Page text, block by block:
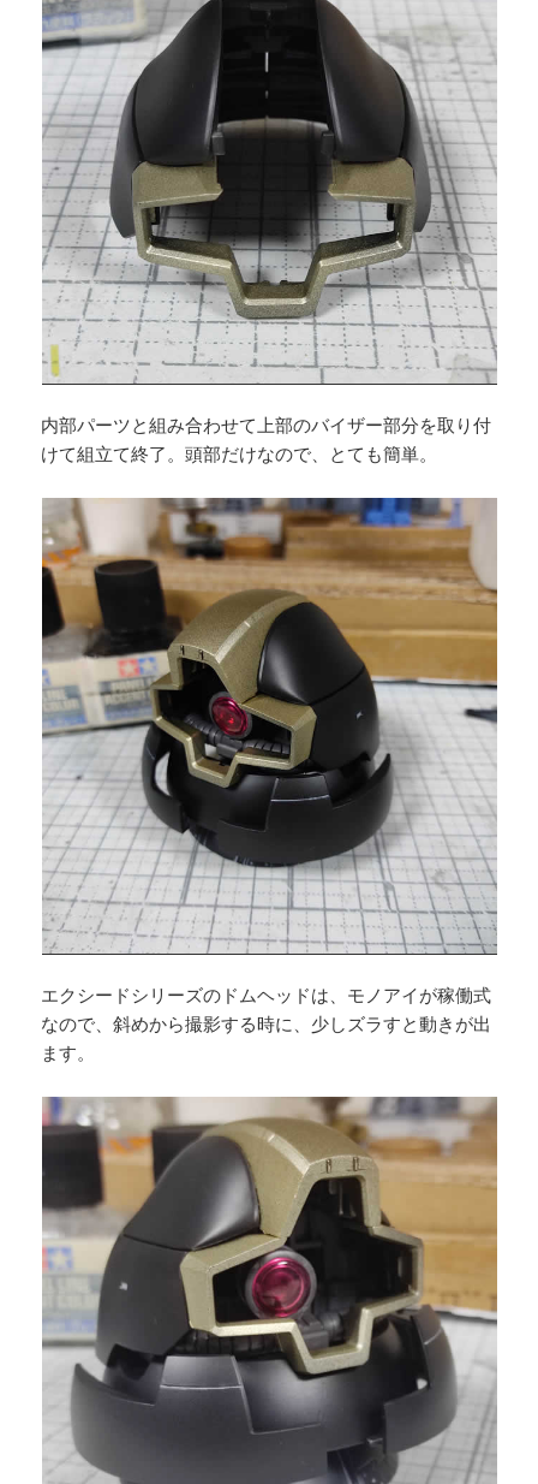
内部パーツと組み合わせて上部のバイザー部分を取り付
けて組立て終了。頭部だけなので、とても簡単。
エクシードシリーズのドムヘッドは、モノアイが稼働式
なので、斜めから撮影する時に、少しズラすと動きが出
ます。